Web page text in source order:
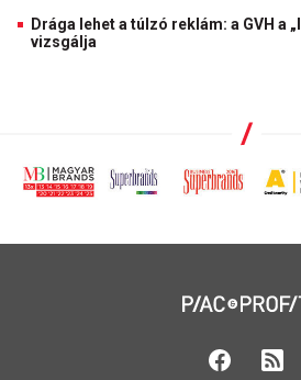
Drága lehet a túlzó reklám: a GVH a
vizsgálja